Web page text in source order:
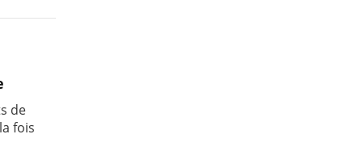
de
fois